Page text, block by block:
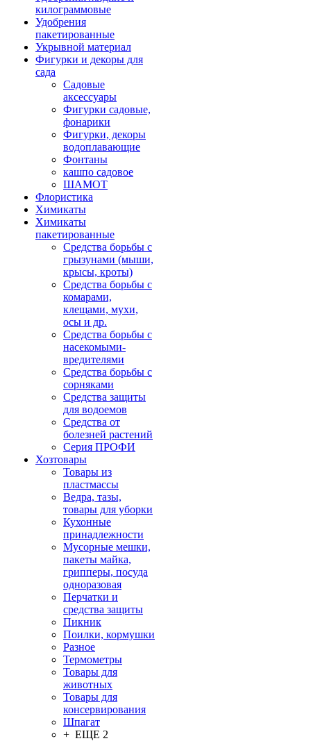
килограммовые
Удобрения
пакетированные
Укрывной материал
Фигурки и декоры для
сада
Садовые
аксессуары
Фигурки садовые,
фонарики
Фигурки, декоры
водоплавающие
Фонтаны
кашпо садовое
ШАМОТ
Флористика
Химикаты
Химикаты
пакетированные
Средства борьбы с
грызунами (мыши,
крысы, кроты)
Средства борьбы с
комарами,
клещами, мухи,
осы и др.
Средства борьбы с
насекомыми-
вредителями
Средства борьбы с
сорняками
Средства защиты
для водоемов
Средства от
болезней растений
Серия ПРОФИ
Хозтовары
Товары из
пластмассы
Ведра, тазы,
товары для уборки
Кухонные
принадлежности
Мусорные мешки,
пакеты майка,
грипперы, посуда
одноразовая
Перчатки и
средства защиты
Пикник
Поилки, кормушки
Разное
Термометры
Товары для
животных
Товары для
консервирования
Шпагат
+ ЕЩЕ 2